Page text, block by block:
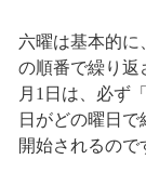
六曜は基本的に
の順番で繰り返
月1日は、必ず
日がどの曜日
開始されるので